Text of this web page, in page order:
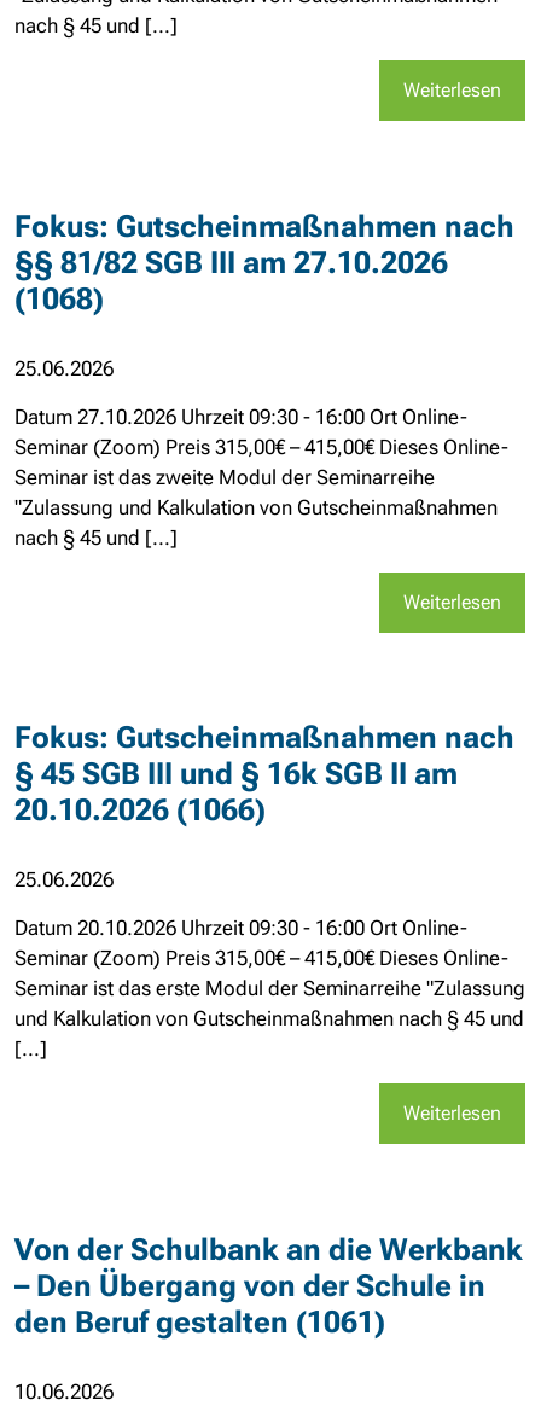
nach § 45 und [...]
Weiterlesen
Fokus: Gutscheinmaßnahmen nach
§§ 81/82 SGB III am 27.10.2026
(1068)
25.06.2026
Datum 27.10.2026 Uhrzeit 09:30 - 16:00 Ort Online-
Seminar (Zoom) Preis 315,00€ – 415,00€ Dieses Online-
Seminar ist das zweite Modul der Seminarreihe
"Zulassung und Kalkulation von Gutscheinmaßnahmen
nach § 45 und [...]
Weiterlesen
Fokus: Gutscheinmaßnahmen nach
§ 45 SGB III und § 16k SGB II am
20.10.2026 (1066)
25.06.2026
Datum 20.10.2026 Uhrzeit 09:30 - 16:00 Ort Online-
Seminar (Zoom) Preis 315,00€ – 415,00€ Dieses Online-
Seminar ist das erste Modul der Seminarreihe "Zulassung
und Kalkulation von Gutscheinmaßnahmen nach § 45 und
[...]
Weiterlesen
Von der Schulbank an die Werkbank
– Den Übergang von der Schule in
den Beruf gestalten (1061)
10.06.2026